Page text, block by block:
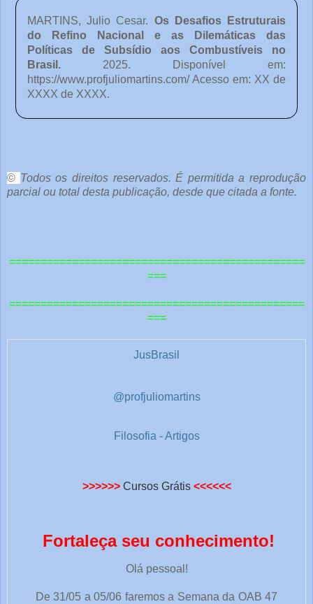
MARTINS, Julio Cesar. Os Desafios Estruturais
do Refino Nacional e as Dilemáticas das
Políticas de Subsídio aos Combustíveis no
Brasil . 2025. Disponível em:
https://www.profjuliomartins.com/ Acesso em: XX de
XXXX de XXXX.
ê
u
a
1
© Todos os direitos reservados. É permitida a reprodução
parcial ou total desta publicação, desde que citada a fonte.
===============================================
===
===============================================
===
JusBrasil
@profjuliomartins
Filosofia - Artigos
>>>>>> Cursos Grátis <<<<<<
Fortaleça seu conhecimento!
Olá pessoal!
De 31/05 a 05/06 faremos a Semana da OAB 47